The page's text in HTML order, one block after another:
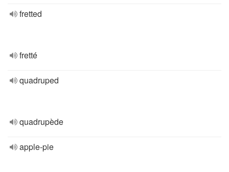
fretted
fretté
quadruped
quadrupède
apple-pie